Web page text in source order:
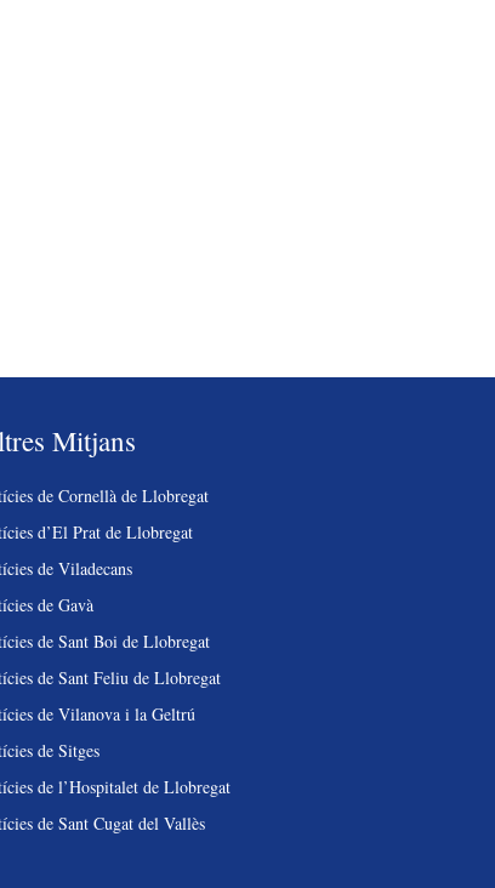
Mitjans
de Cornellà de Llobregat
d’El Prat de Llobregat
de Viladecans
de Gavà
de Sant Boi de Llobregat
de Sant Feliu de Llobregat
de Vilanova i la Geltrú
de Sitges
de l’Hospitalet de Llobregat
de Sant Cugat del Vallès